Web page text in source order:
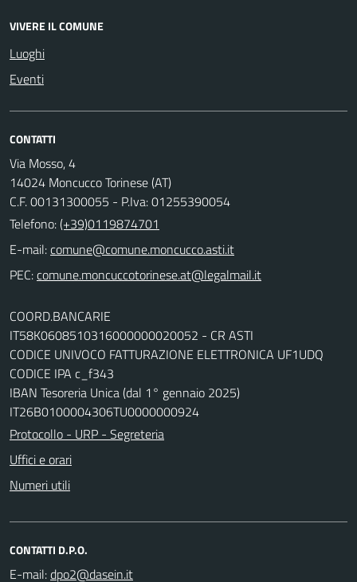
VIVERE IL COMUNE
Luoghi
Eventi
CONTATTI
Via Mosso, 4
14024 Moncucco Torinese (AT)
C.F. 00131300055 - P.Iva: 01255390054
Telefono:(+39)0119874701
E-mail:comune@comune.moncucco.asti.it
PEC:comune.moncuccotorinese.at@legalmail.it
COORD.BANCARIE
IT58K0608510316000000020052 - CR ASTI
CODICE UNIVOCO FATTURAZIONE ELETTRONICA UF1UDQ
CODICE IPA c_f343
IBAN Tesoreria Unica (dal 1° gennaio 2025)
IT26B0100004306TU0000000924
Protocollo - URP - Segreteria
Uffici e orari
Numeri utili
CONTATTI D.P.O.
E-mail:dpo2@dasein.it